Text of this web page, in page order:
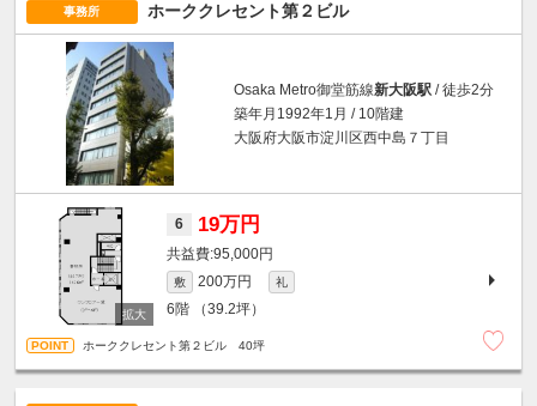
事務所 ホーククレセント第２ビル
Osaka Metro御堂筋線新大阪駅 / 徒歩2分
築年月1992年1月 / 10階建
大阪府大阪市淀川区西中島７丁目
6 19万円
95,000円
敷 200万円 礼
6階 （39.2坪）
ホーククレセント第２ビル 40坪